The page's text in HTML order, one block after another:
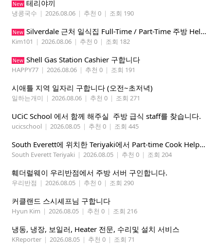
New 테리야끼
냉콩국수 | 2026.08.06 | 추천 0 | 조회 190
New Silverdale 근처 일식집 Full-Time / Part-Time 주방 Helper 구합니다.
Kim101 | 2026.08.06 | 추천 0 | 조회 182
New Shell Gas Station Cashier 구합니다
HAPPY77 | 2026.08.06 | 추천 0 | 조회 191
시애틀 지역 일자리 구합니다 (오전~초저녁)
일하는개미 | 2026.08.06 | 추천 0 | 조회 271
UCiC School 에서 함께 해주실 주방 급식 staff를 찾습니다.
ucicschool | 2026.08.05 | 추천 0 | 조회 445
South Everett에 위치한 Teriyaki에서 Part-time Cook Helper 구합니다. Mon-Sat, 4:00 pm-8:30 pm
South Everett Teriyaki | 2026.08.05 | 추천 0 | 조회 204
훼더럴웨이 우리반점에서 주방 서버 구인합니다.
우리반점 | 2026.08.05 | 추천 0 | 조회 290
커클랜드 스시셰프님 구합니다
Hyun Kim | 2026.08.05 | 추천 0 | 조회 216
냉동, 냉장, 보일러, Heater 전문, 수리및 설치 서비스
KReporter | 2026.08.05 | 추천 0 | 조회 71